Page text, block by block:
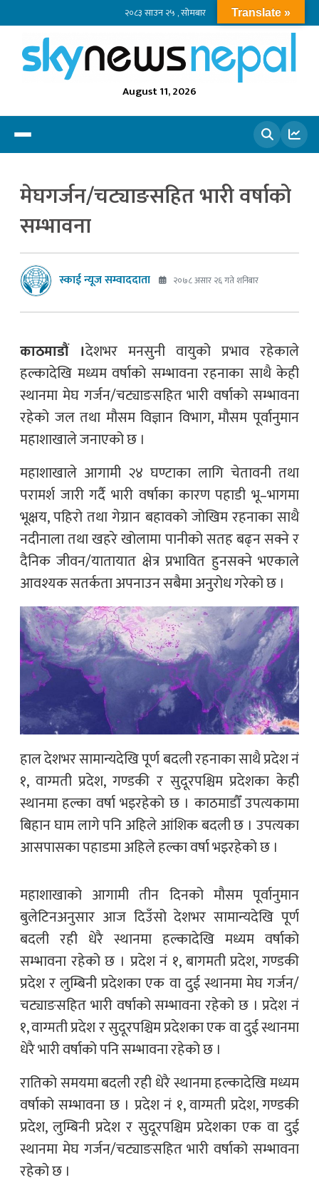
२०८३ साउन २५ , सोमबार
August 11, 2026
मेघगर्जन/चट्याङसहित भारी वर्षाको
सम्भावना
स्काई न्यूज सम्वाददाता २०७८ असार २६ गते शनिबार
काठमाडौं ।देशभर मनसुनी वायुको प्रभाव रहेकाले
हल्कादेखि मध्यम वर्षाको सम्भावना रहनाका साथै केही
स्थानमा मेघ गर्जन/चट्याङसहित भारी वर्षाको सम्भावना
रहेको जल तथा मौसम विज्ञान विभाग, मौसम पूर्वानुमान
महाशाखाले जनाएको छ ।
महाशाखाले आगामी २४ घण्टाका लागि चेतावनी तथा
परामर्श जारी गर्दै भारी वर्षाका कारण पहाडी भू–भागमा
भूक्षय, पहिरो तथा गेग्रान बहावको जोखिम रहनाका साथै
नदीनाला तथा खहरे खोलामा पानीको सतह बढ्न सक्ने र
दैनिक जीवन/यातायात क्षेत्र प्रभावित हुनसक्ने भएकाले
आवश्यक सतर्कता अपनाउन सबैमा अनुरोध गरेको छ ।
हाल देशभर सामान्यदेखि पूर्ण बदली रहनाका साथै प्रदेश नं
१, वाग्मती प्रदेश, गण्डकी र सुदूरपश्चिम प्रदेशका केही
स्थानमा हल्का वर्षा भइरहेको छ । काठमाडौँ उपत्यकामा
बिहान घाम लागे पनि अहिले आंशिक बदली छ । उपत्यका
आसपासका पहाडमा अहिले हल्का वर्षा भइरहेको छ ।
महाशाखाको आगामी तीन दिनको मौसम पूर्वानुमान
बुलेटिनअनुसार आज दिउँसो देशभर सामान्यदेखि पूर्ण
बदली रही धेरै स्थानमा हल्कादेखि मध्यम वर्षाको
सम्भावना रहेको छ । प्रदेश नं १, बागमती प्रदेश, गण्डकी
प्रदेश र लुम्बिनी प्रदेशका एक वा दुई स्थानमा मेघ गर्जन/
चट्याङसहित भारी वर्षाको सम्भावना रहेको छ । प्रदेश नं
१, वाग्मती प्रदेश र सुदूरपश्चिम प्रदेशका एक वा दुई स्थानमा
धेरै भारी वर्षाको पनि सम्भावना रहेको छ ।
रातिको समयमा बदली रही धेरै स्थानमा हल्कादेखि मध्यम
वर्षाको सम्भावना छ । प्रदेश नं १, वाग्मती प्रदेश, गण्डकी
प्रदेश, लुम्बिनी प्रदेश र सुदूरपश्चिम प्रदेशका एक वा दुई
स्थानमा मेघ गर्जन/चट्याङसहित भारी वर्षाको सम्भावना
रहेको छ ।
Translate »